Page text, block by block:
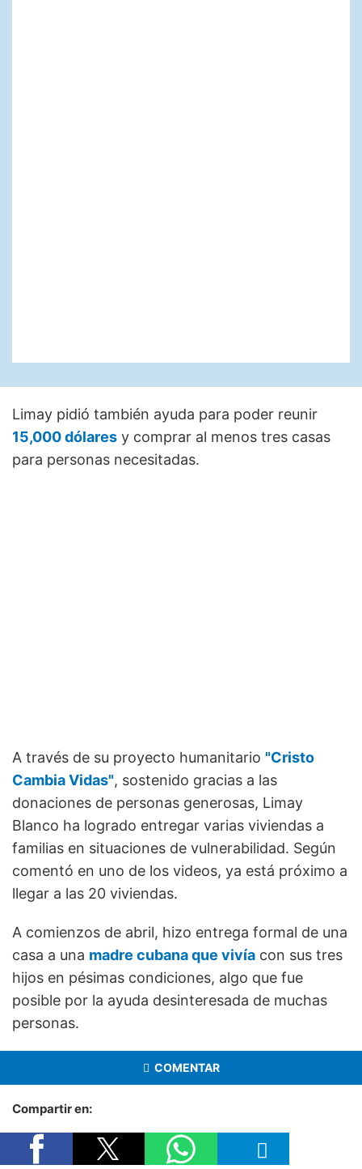
Limay pidió también ayuda para poder reunir
15,000 dólares y comprar al menos tres casas
para personas necesitadas.
A través de su proyecto humanitario "Cristo
Cambia Vidas", sostenido gracias a las
donaciones de personas generosas, Limay
Blanco ha logrado entregar varias viviendas a
familias en situaciones de vulnerabilidad. Según
comentó en uno de los videos, ya está próximo a
llegar a las 20 viviendas.
A comienzos de abril, hizo entrega formal de una
casa a una madre cubana que vivía con sus tres
hijos en pésimas condiciones, algo que fue
posible por la ayuda desinteresada de muchas
personas.
COMENTAR
Compartir en: